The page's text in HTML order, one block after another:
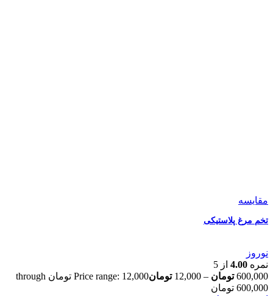
مقایسه
تخم مرغ پلاستیکی
نوروز
نمره 4.00 از 5
600,000 تومان –
12,000 تومان
Price range: 12,000 تومان through
600,000 تومان